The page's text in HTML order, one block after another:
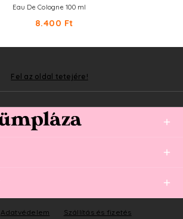
Eau De Cologne 100 ml
8.400 Ft
Fel az oldal tetejére!
Adatvédelem Szállítás és fizetés